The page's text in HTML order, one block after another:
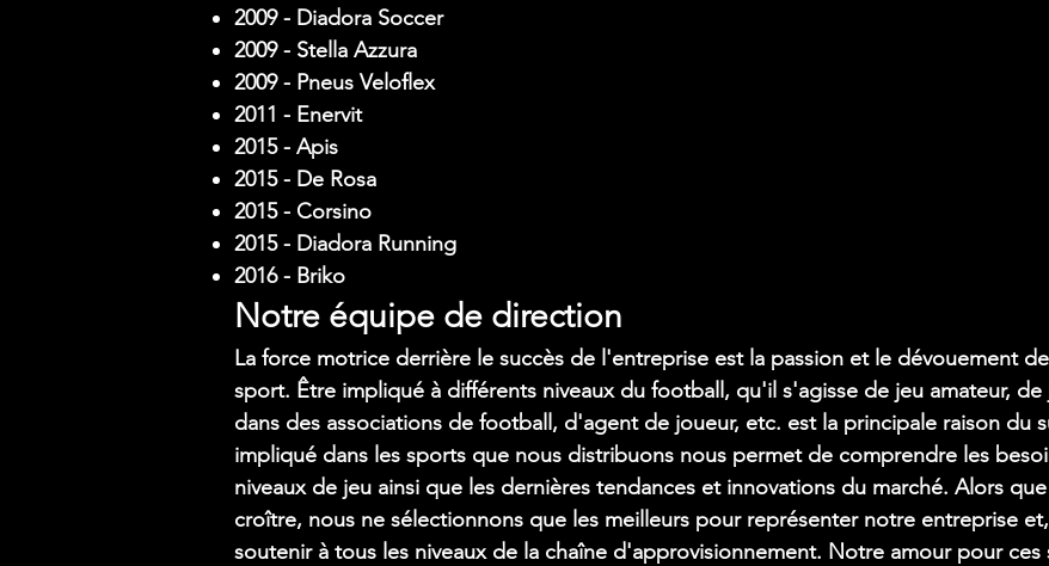
2009 - Diadora Soccer
2009 - Stella Azzura
2009 - Pneus Veloflex
2011 - Enervit
2015 - Apis
2015 - De Rosa
2015 - Corsino
2015 - Diadora Running
2016 - Briko
Notre équipe de direction
La force motrice derrière le succès de l'entreprise est la passion et le dévouement
sport. Être impliqué à différents niveaux du football, qu'il s'agisse de jeu amateur,
dans des associations de football, d'agent de joueur, etc. est la principale raison du
impliqué dans les sports que nous distribuons nous permet de comprendre les
niveaux de jeu ainsi que les dernières tendances et innovations du marché. Alors
croître, nous ne sélectionnons que les meilleurs pour représenter notre entreprise
soutenir à tous les niveaux de la chaîne d'approvisionnement. Notre amour pour